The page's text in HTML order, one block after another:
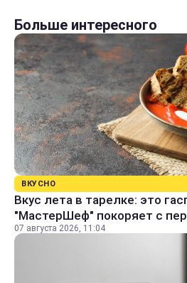
Больше интересного
ВКУСНО
Вкус лета в тарелке: это
"МастерШеф" покоряет с
07 августа 2026, 11:04